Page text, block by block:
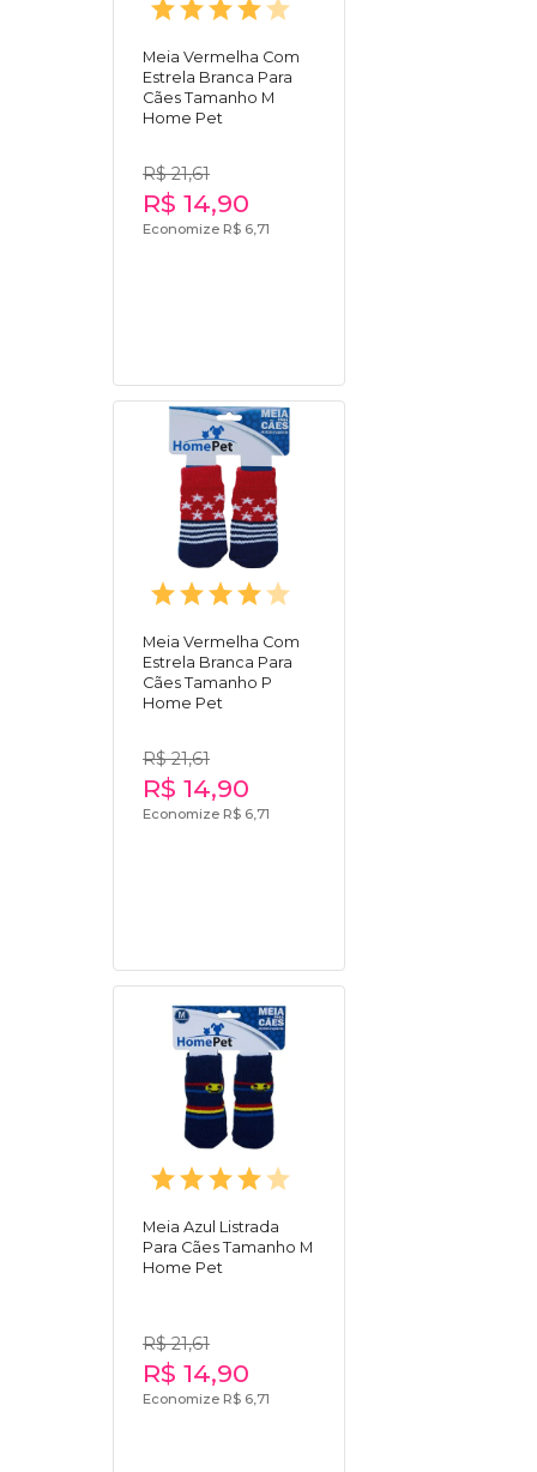
Meia Vermelha Com
Estrela Branca Para
Cães Tamanho M
Home Pet
R$ 21,61
R$ 14,90
Economize R$ 6,71
Meia Vermelha Com
Estrela Branca Para
Cães Tamanho P
Home Pet
R$ 21,61
R$ 14,90
Economize R$ 6,71
Meia Azul Listrada
Para Cães Tamanho M
Home Pet
R$ 21,61
R$ 14,90
Economize R$ 6,71